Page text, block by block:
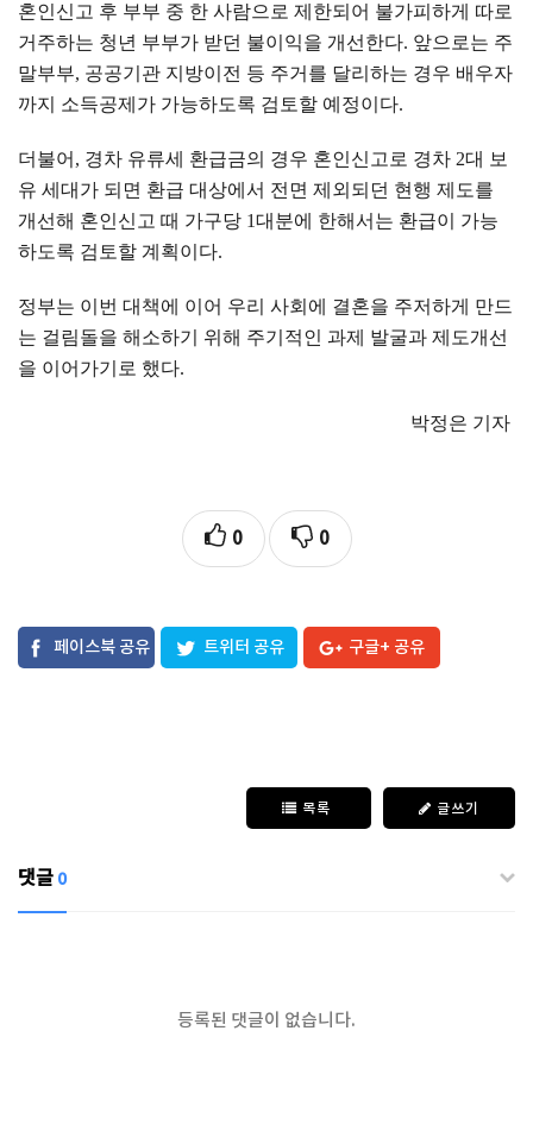
혼인신고 후 부부 중 한 사람으로 제한되어 불가피하게 따로
거주하는 청년 부부가 받던 불이익을 개선한다. 앞으로는 주
말부부, 공공기관 지방이전 등 주거를 달리하는 경우 배우자
까지 소득공제가 가능하도록 검토할 예정이다.
더불어 , 경차 유류세 환급금의 경우 혼인신고로 경차 2대 보
유 세대가 되면 환급 대상에서 전면 제외되던 현행 제도를
개선해 혼인신고 때 가구당 1대분에 한해서는 환급이 가능
하도록 검토할 계획이다.
정부는 이번 대책에 이어 우리 사회에 결혼을 주저하게 만드
는 걸림돌을 해소하기 위해 주기적인 과제 발굴과 제도개선
을 이어가기로 했다.
박정은 기자
0 0
페이스북 공유 트위터 공유 구글+ 공유
목록 글쓰기
댓글 0
등록된 댓글이 없습니다.